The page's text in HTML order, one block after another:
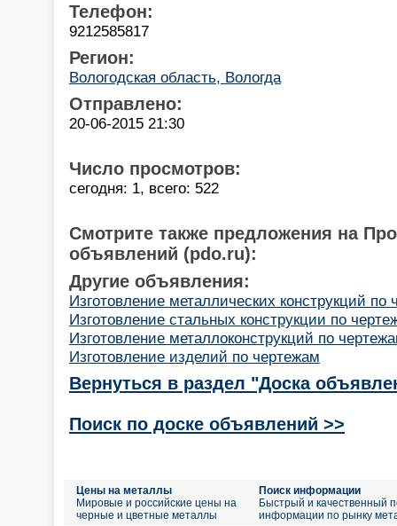
Телефон:
9212585817
Регион:
Вологодская область, Вологда
Отправлено:
20-06-2015 21:30
Число просмотров:
сегодня: 1, всего: 522
Смотрите также предложения на
объявлений (pdo.ru):
Другие объявления:
Изготовление металлических конструкций по
Изготовление стальных конструкции по
Изготовление металлоконструкций по
Изготовление изделий по чертежам
Вернуться в раздел "Доска
Поиск по доске объявлений >>
Цены на металлы
Мировые и российские цены на
черные и цветные металлы
Поиск информации
Быстрый и качественный
информации по рынку